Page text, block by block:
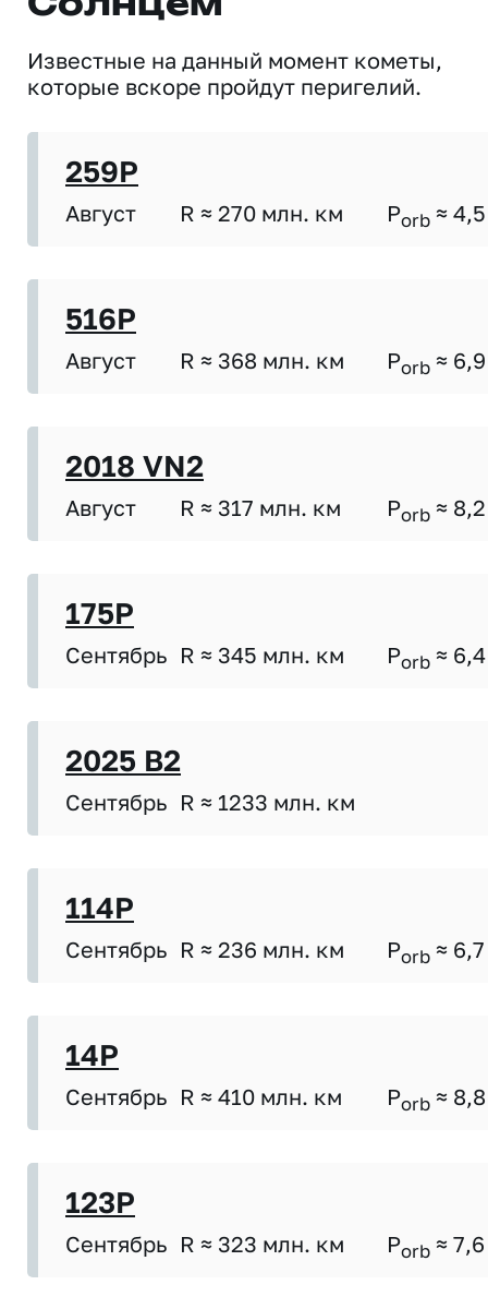
Известные на данный момент кометы,
которые вскоре пройдут перигелий.
259P
Август R ≈ 270 млн. км Porb ≈ 4,5
516P
Август R ≈ 368 млн. км Porb ≈ 6,9
2018 VN2
Август R ≈ 317 млн. км Porb ≈ 8,2
175P
Сентябрь R ≈ 345 млн. км Porb ≈ 6,4
2025 B2
Сентябрь R ≈ 1233 млн. км
114P
Сентябрь R ≈ 236 млн. км Porb ≈ 6,7
14P
Сентябрь R ≈ 410 млн. км Porb ≈ 8,8
123P
Сентябрь R ≈ 323 млн. км Porb ≈ 7,6